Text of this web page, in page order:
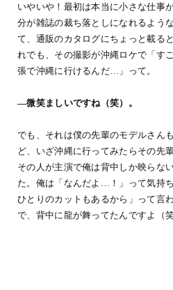
いやいや！最初は本当に小さな仕事
分が雑誌の裁ち落としになれるよう
て、通販のカタログにちょっと載る
れでも、その撮影が沖縄ロケで「す
張で沖縄に行けるんだ…」って。
―微笑ましいですね（笑）。
でも、それは僕の先輩のモデルさん
ど、いざ沖縄に行ってみたらその先
その人が主演で俺は背中しか映らな
た。俺は「なんだよ…！」って気持
ひとりのカットもあるから」って言
で、背中に龍が舞ってたんですよ（笑